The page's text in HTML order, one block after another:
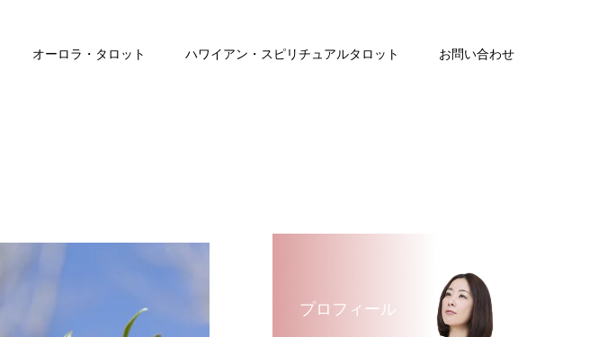
オーロラ・タロット ハワイアン・スピリチュアルタロット お問い合わせ
プロフィール